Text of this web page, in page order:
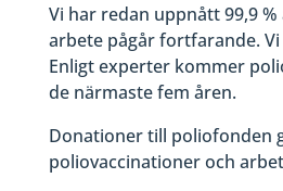
Vi har redan uppnått 99,9
arbete pågår fortfarande.
Enligt experter kommer
de närmaste fem åren.
Donationer till poliofonden
poliovaccinationer och